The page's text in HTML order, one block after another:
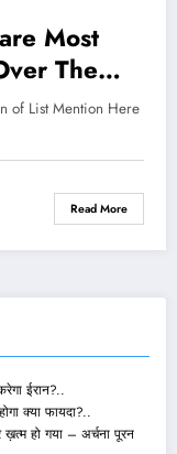
Most
The
of List Mention Here
Read More
ईरान?..
क्या फायदा?..
हो गया – अर्चना पूरन